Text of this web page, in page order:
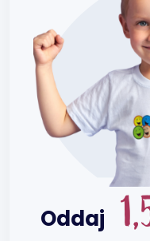
Oddaj